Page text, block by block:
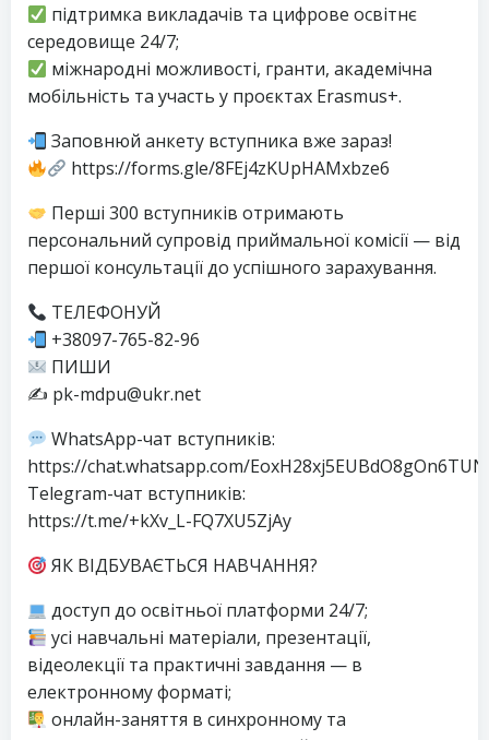
підтримка викладачів та цифрове освітнє
середовище 24/7;
міжнародні можливості, гранти, академічна
мобільність та участь у проєктах Erasmus+.
Заповнюй анкету вступника вже зараз!
https://forms.gle/8FEj4zKUpHAMxbze6
Перші 300 вступників отримають
персональний супровід приймальної комісії — від
першої консультації до успішного зарахування.
ТЕЛЕФОНУЙ
+38097-765-82-96
ПИШИ
✍️ pk-mdpu@ukr.net
WhatsApp-чат вступників:
https://chat.whatsapp.com/EoxH28xj5EUBdO8gOn6TUN
Telegram-чат вступників:
https://t.me/+kXv_L-FQ7XU5ZjAy
ЯК ВІДБУВАЄТЬСЯ НАВЧАННЯ?
доступ до освітньої платформи 24/7;
усі навчальні матеріали, презентації,
відеолекції та практичні завдання — в
електронному форматі;
онлайн-заняття в синхронному та